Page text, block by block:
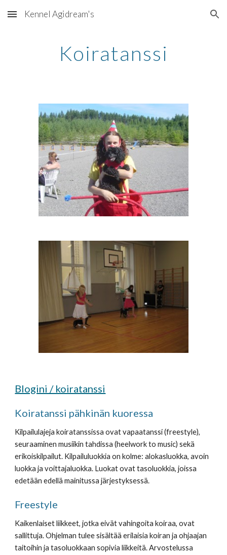
Skip to main content Skip to navigation
Kennel Agidream's
Koiratanssi
Blogini / koiratanssi
Koiratanssi pähkinän kuoressa
Kilpailulajeja koiratanssissa ovat vapaatanssi (freestyle),
seuraaminen musiikin tahdissa (heelwork to music) sekä
erikoiskilpailut. Kilpailuluokkia on kolme: alokasluokka, avoin
luokka ja voittajaluokka. Luokat ovat tasoluokkia, joissa
edetään edellä mainitussa järjestyksessä.
Freestyle
Kaikenlaiset liikkeet, jotka eivät vahingoita koiraa, ovat
sallittuja. Ohjelman tulee sisältää erilaisia koiran ja ohjaajan
taitoihin ja tasoluokkaan sopivia liikkeitä. Arvostelussa